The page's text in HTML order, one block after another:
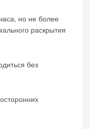
но не более
раскрытия
без